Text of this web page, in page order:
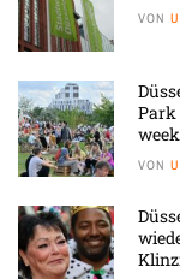
VON
Park
VON